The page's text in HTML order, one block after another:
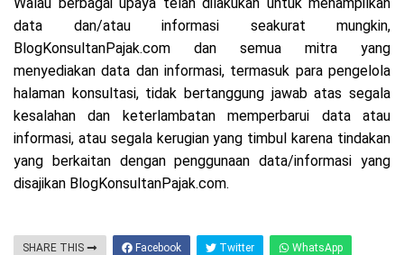
data dan/atau informasi seakurat mungkin,
BlogKonsultanPajak.com dan semua mitra yang
menyediakan data dan informasi, termasuk para pengelola
halaman konsultasi, tidak bertanggung jawab atas segala
kesalahan dan keterlambatan memperbarui data atau
informasi, atau segala kerugian yang timbul karena tindakan
yang berkaitan dengan penggunaan data/informasi yang
disajikan BlogKonsultanPajak.com.
SHARE THIS Facebook Twitter WhatsApp